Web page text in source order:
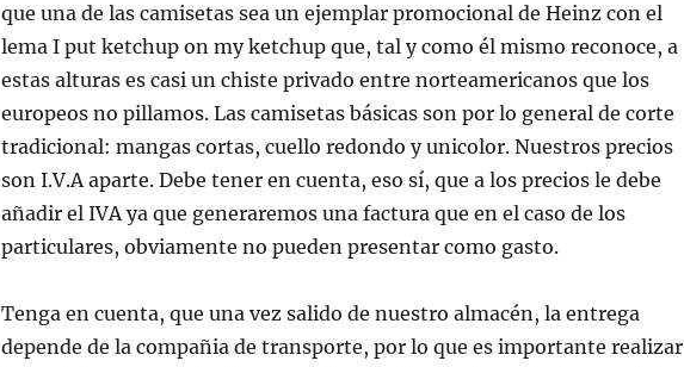
que una de las camisetas sea un ejemplar promocional de Heinz con el
lema I put ketchup on my ketchup que, tal y como él mismo reconoce, a
estas alturas es casi un chiste privado entre norteamericanos que los
europeos no pillamos. Las camisetas básicas son por lo general de corte
tradicional: mangas cortas, cuello redondo y unicolor. Nuestros precios
son I.V.A aparte. Debe tener en cuenta, eso sí, que a los precios le debe
añadir el IVA ya que generaremos una factura que en el caso de los
particulares, obviamente no pueden presentar como gasto.
Tenga en cuenta, que una vez salido de nuestro almacén, la entrega
depende de la compañia de transporte, por lo que es importante realizar